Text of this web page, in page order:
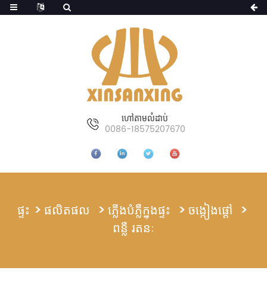
ហៅតាមលំដាប់
0086-18575207670
ផ្ទះ ផលិតផល ភ្លើងបំភ្លឺក្នុងផ្ទះ
ចង្កៀងផ្តៅ
ពន្លឺ រតនៈ